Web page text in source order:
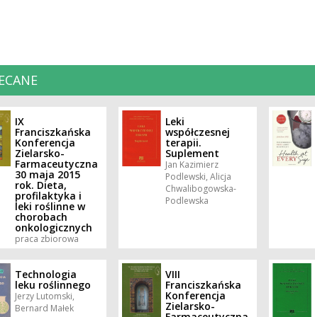
IX
Franciszkańska
Konferencja
Zielarsko-
Farmaceutyczna
30 maja 2015
rok. Dieta,
profilaktyka i
leki roślinne w
chorobach
onkologicznych
praca zbiorowa
Leki
współczesnej
terapii.
Suplement
Jan Kazimierz
Podlewski, Alicja
Chwalibogowska-
Podlewska
Technologia
leku roślinnego
Jerzy Lutomski,
Bernard Małek
VIII
Franciszkańska
Konferencja
Zielarsko-